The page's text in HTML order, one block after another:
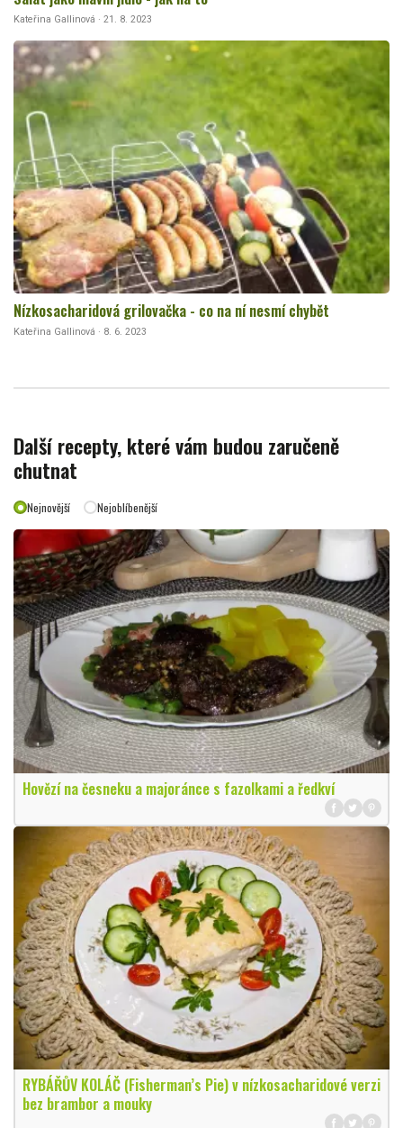
Kateřina Gallinová · 21. 8. 2023
Nízkosacharidová grilovačka - co na ní nesmí chybět
Kateřina Gallinová · 8. 6. 2023
Další recepty, které vám budou zaručeně
chutnat
Nejnovější Nejoblíbenější
Hovězí na česneku a majoránce s fazolkami a ředkví
RYBÁŘŮV KOLÁČ (Fisherman’s Pie) v nízkosacharidové verzi
bez brambor a mouky